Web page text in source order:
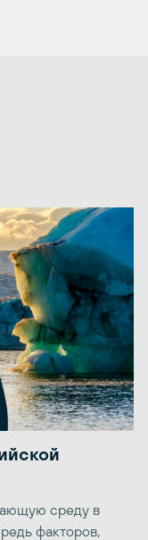
среду в
факторов,